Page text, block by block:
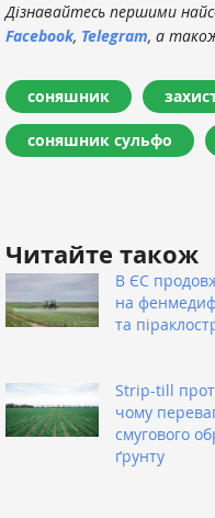
Дізнавайтесь першими
Facebook, Telegram, а
соняшник
соняшник сульфо
Читайте також
В ЄС
на
та
Strip-till
чому
смугового
ґрунту